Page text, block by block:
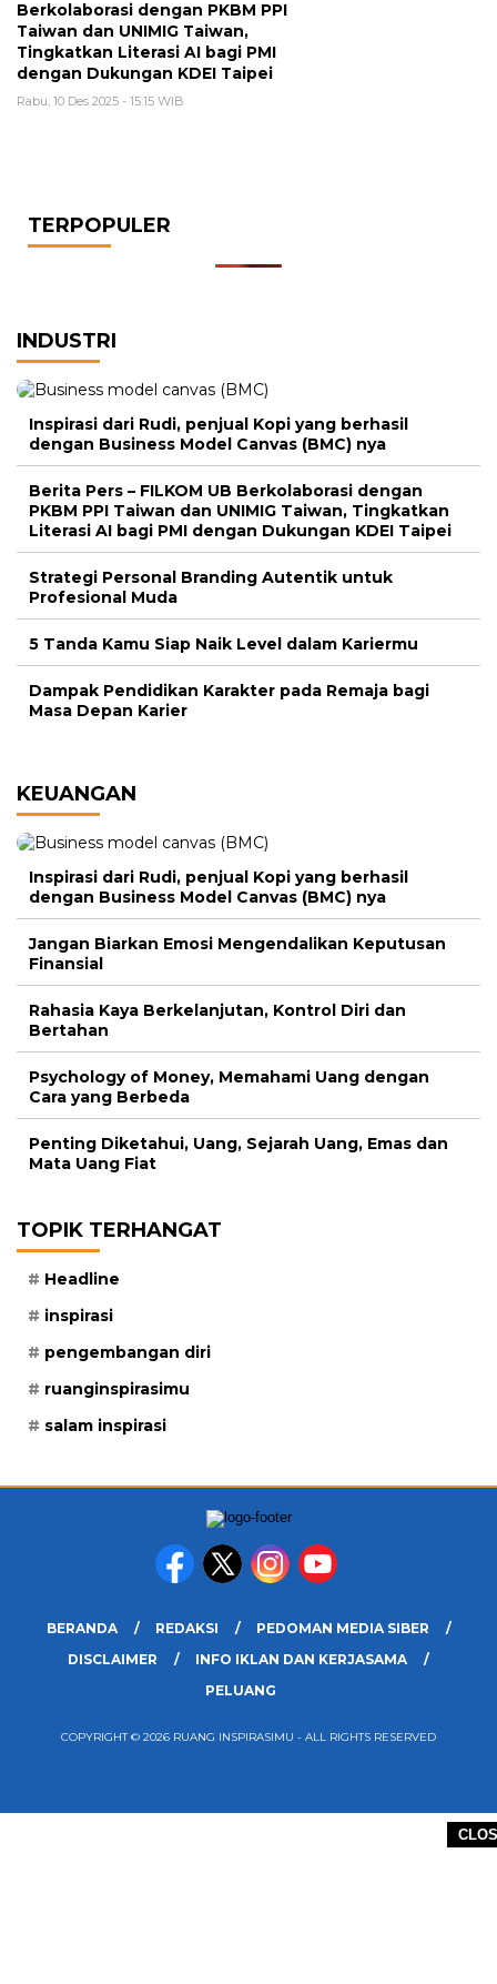
Berkolaborasi dengan PKBM PPI
Taiwan dan UNIMIG Taiwan,
Tingkatkan Literasi AI bagi PMI
dengan Dukungan KDEI Taipei
Rabu, 10 Des 2025 - 15:15 WIB
TERPOPULER
INDUSTRI
Inspirasi dari Rudi, penjual Kopi yang berhasil
dengan Business Model Canvas (BMC) nya
Berita Pers – FILKOM UB Berkolaborasi dengan
PKBM PPI Taiwan dan UNIMIG Taiwan, Tingkatkan
Literasi AI bagi PMI dengan Dukungan KDEI Taipei
Strategi Personal Branding Autentik untuk
Profesional Muda
5 Tanda Kamu Siap Naik Level dalam Kariermu
Dampak Pendidikan Karakter pada Remaja bagi
Masa Depan Karier
KEUANGAN
Inspirasi dari Rudi, penjual Kopi yang berhasil
dengan Business Model Canvas (BMC) nya
Jangan Biarkan Emosi Mengendalikan Keputusan
Finansial
Rahasia Kaya Berkelanjutan, Kontrol Diri dan
Bertahan
Psychology of Money, Memahami Uang dengan
Cara yang Berbeda
Penting Diketahui, Uang, Sejarah Uang, Emas dan
Mata Uang Fiat
TOPIK TERHANGAT
Headline
inspirasi
pengembangan diri
ruanginspirasimu
salam inspirasi
BERANDA REDAKSI
PEDOMAN MEDIA SIBER
DISCLAIMER
INFO IKLAN DAN KERJASAMA
PELUANG
COPYRIGHT © 2026 RUANG INSPIRASIMU - ALL RIGHTS RESERVED